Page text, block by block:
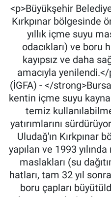
<p>Büyükşehir
Kırkpınar bölgesinde
yıllık içme suyu
odacıkları) ve boru
kayıpsız ve daha
amacıyla
(İGFA) - </
kentin içme suyu
temiz
yatırımlarını
Uludağ'ın Kırkpınar
yapılan ve 1993
maslakları (su
hatları, tam 32 yıl
boru çapları
EKONOMİ
SAĞLIK
ASTROLOJİ
BLOG
Tüm Manşetler
Son Dakika Haberleri
Haber Arşivi